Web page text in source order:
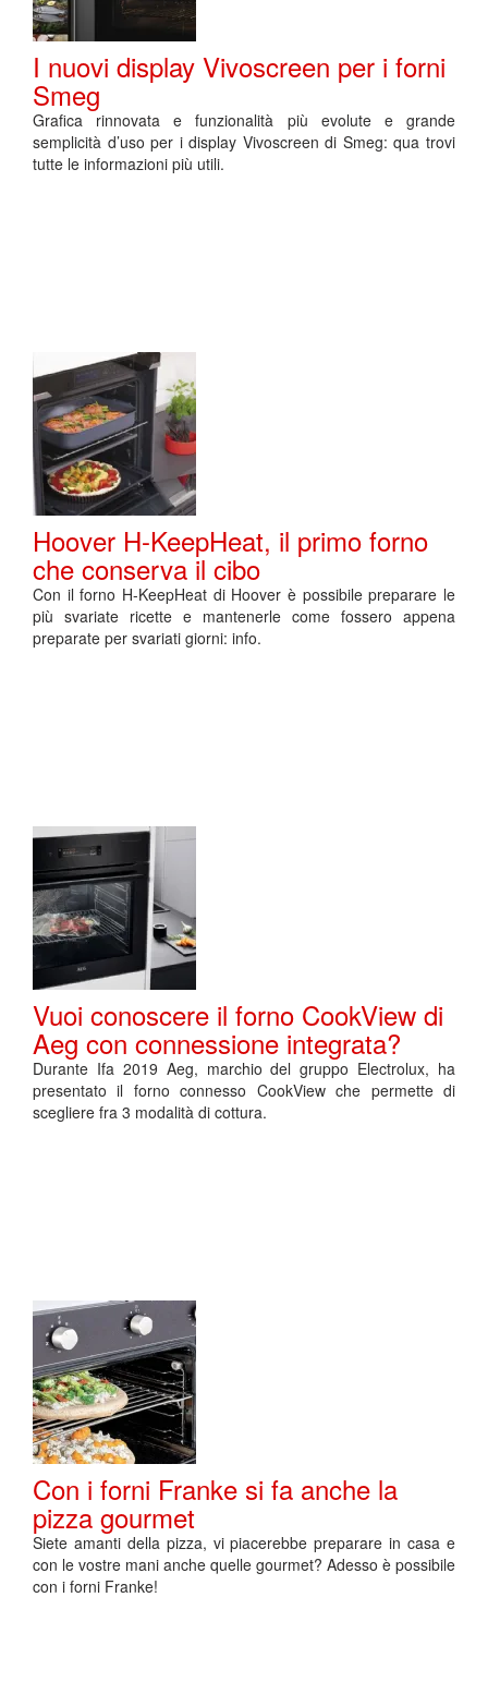
I nuovi display Vivoscreen per i forni
Smeg
Grafica rinnovata e funzionalità più evolute e grande
semplicità d’uso per i display Vivoscreen di Smeg: qua trovi
tutte le informazioni più utili.
Hoover H-KeepHeat, il primo forno
che conserva il cibo
Con il forno H-KeepHeat di Hoover è possibile preparare le
più svariate ricette e mantenerle come fossero appena
preparate per svariati giorni: info.
Vuoi conoscere il forno CookView di
Aeg con connessione integrata?
Durante Ifa 2019 Aeg, marchio del gruppo Electrolux, ha
presentato il forno connesso CookView che permette di
scegliere fra 3 modalità di cottura.
Con i forni Franke si fa anche la
pizza gourmet
Siete amanti della pizza, vi piacerebbe preparare in casa e
con le vostre mani anche quelle gourmet? Adesso è possibile
con i forni Franke!